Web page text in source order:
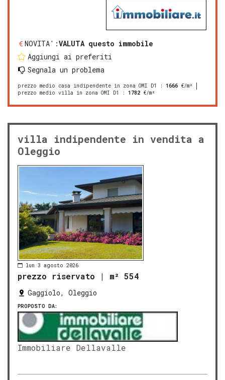
NOVITA':VALUTA questo immobile
Aggiungi ai preferiti
Segnala un problema
prezzo medio casa indipendente in zona OMI D1 : 1666 €/m²
prezzo medio villa in zona OMI D1
: 1782 €/m²
villa indipendente in vendita a
Oleggio
lun 3 agosto 2026
prezzo riservato | m² 554
Gaggiolo, Oleggio
PROPOSTO DA:
Immobiliare Dellavalle